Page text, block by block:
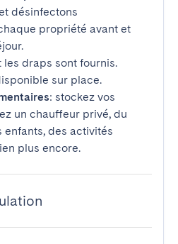
désinfectons
propriété avant et
les draps sont fournis.
sur place.
: stockez vos
un chauffeur privé, du
enfants, des activités
plus encore.